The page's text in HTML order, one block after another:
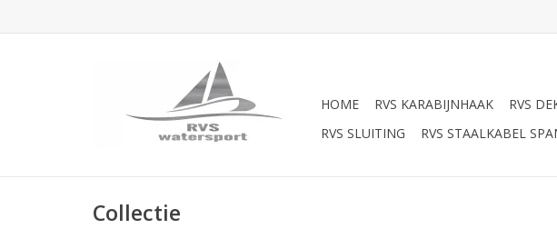
HOME RVS KARABIJNHAAK RVS
RVS SLUITING
RVS STAALKABEL
Collectie